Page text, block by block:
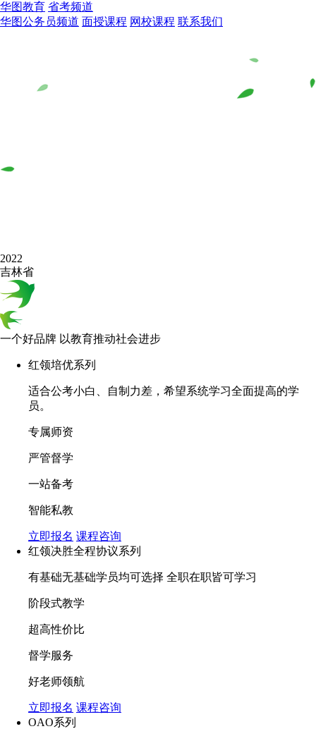
华图教育 省考频道
华图公务员频道 面授课程 网校课程 联系我们
2022
吉林省
一个好品牌 以教育推动社会进步
红领培优系列
适合公考小白、自制力差，希望系统学习全面提高的学
员。
专属师资
严管督学
一站备考
智能私教
立即报名 课程咨询
红领决胜全程协议系列
有基础无基础学员均可选择 全职在职皆可学习
阶段式教学
超高性价比
督学服务
好老师领航
立即报名 课程咨询
OAO系列